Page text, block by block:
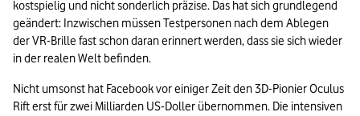
kostspielig und nicht sonderlich präzise. Das hat sich grundlegend
geändert: Inzwischen müssen Testpersonen nach dem Ablegen
der VR-Brille fast schon daran erinnert werden, dass sie sich wieder
in der realen Welt befinden.
Nicht umsonst hat Facebook vor einiger Zeit den 3D-Pionier Oculus
Rift erst für zwei Milliarden US-Doller übernommen. Die intensiven